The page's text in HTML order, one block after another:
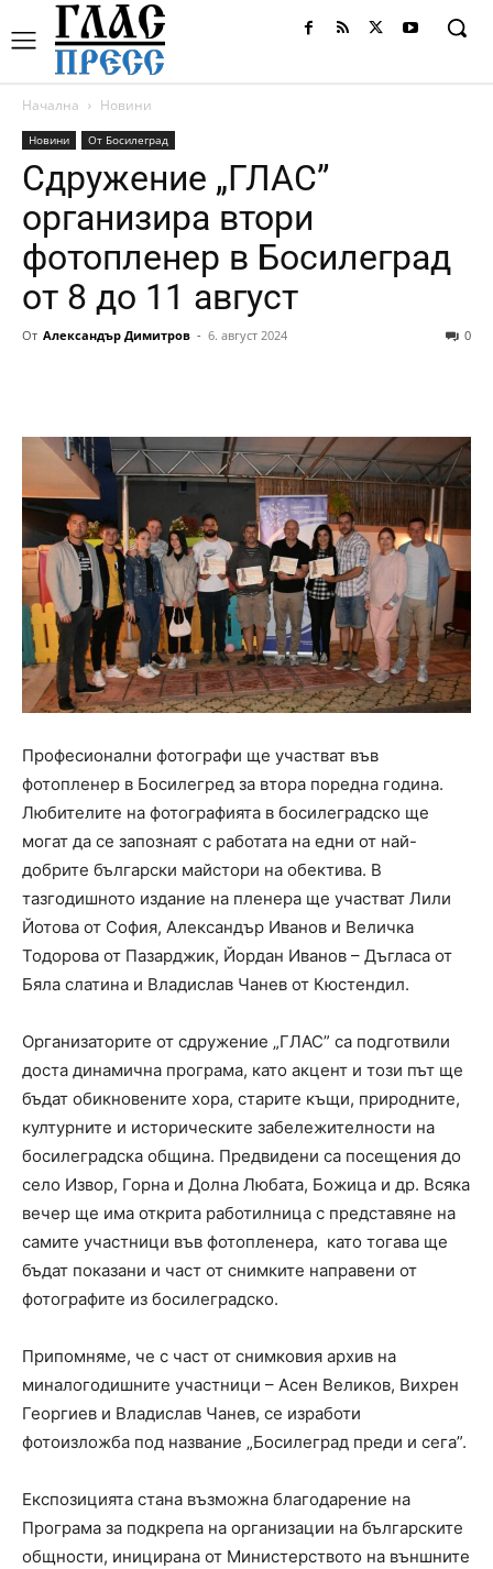
Начална Новини
Новини От Босилеград
Сдружение „ГЛАС”
организира втори
фотопленер в Босилеград
от 8 до 11 август
От Александър Димитров - 6. август 2024 0
Професионални фотографи ще участват във
фотопленер в Босилегред за втора поредна година.
Любителите на фотографията в босилеградско ще
могат да се запознаят с работата на едни от най-
добрите български майстори на обектива. В
тазгодишното издание на пленера ще участват Лили
Йотова от София, Александър Иванов и Величка
Тодорова от Пазарджик, Йордан Иванов – Дъгласа от
Бяла слатина и Владислав Чанев от Кюстендил.
Организаторите от сдружение „ГЛАС” са подготвили
доста динамична програма, като акцент и този път ще
бъдат обикновените хора, старите къщи, природните,
културните и историческите забележителности на
босилеградска община. Предвидени са посещения до
село Извор, Горна и Долна Любата, Божица и др. Всяка
вечер ще има открита работилница с представяне на
самите участници във фотопленера, като тогава ще
бъдат показани и част от снимките направени от
фотографите из босилеградско.
Припомняме, че с част от снимковия архив на
миналогодишните участници – Асен Великов, Вихрен
Георгиев и Владислав Чанев, се изработи
фотоизложба под название „Босилеград преди и сега”.
Експозицията стана възможна благодарение на
Програма за подкрепа на организации на българските
общности, иницирана от Министерството на външните